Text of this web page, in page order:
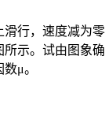
滑行，速度减为
示。试由图象
μ。